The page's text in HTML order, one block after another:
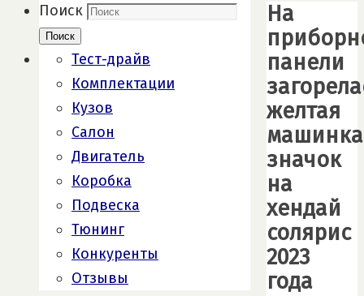
На
панели
желтая
машинка
значок
на
хендай
солярис
2023
года
Поиск
Поиск
Тест-драйв
Комплектации
Кузов
Салон
Двигатель
Коробка
Подвеска
Тюнинг
Конкуренты
Отзывы